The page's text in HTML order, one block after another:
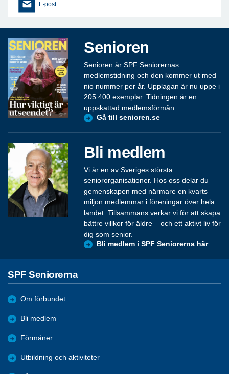
E-post
Senioren
Senioren är SPF Seniorernas
medlemstidning och den kommer ut med
nio nummer per år. Upplagan är nu uppe i
205 400 exemplar. Tidningen är en
uppskattad medlemsförmån.
Gå till senioren.se
Bli medlem
Vi är en av Sveriges största
seniororganisationer. Hos oss delar du
gemenskapen med närmare en kvarts
miljon medlemmar i föreningar över hela
landet. Tillsammans verkar vi för att skapa
bättre villkor för äldre – och ett aktivt liv för
dig som senior.
Bli medlem i SPF Seniorerna här
SPF Seniorerna
Om förbundet
Bli medlem
Förmåner
Utbildning och aktiviteter